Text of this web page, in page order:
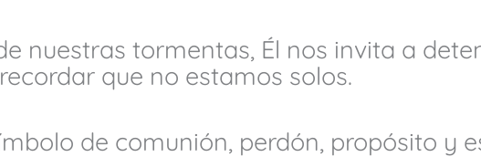
nuestras tormentas, Él nos invita a
que no estamos solos.
de comunión, perdón, propósito y